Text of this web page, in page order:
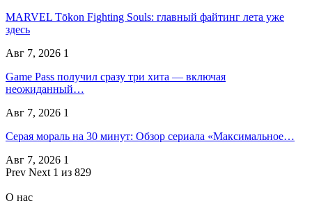
MARVEL Tōkon Fighting Souls: главный файтинг лета уже
здесь
Авг 7, 2026 1
Game Pass получил сразу три хита — включая
неожиданный…
Авг 7, 2026 1
Серая мораль на 30 минут: Обзор сериала «Максимальное…
Авг 7, 2026 1
Prev Next 1 из 829
О нас